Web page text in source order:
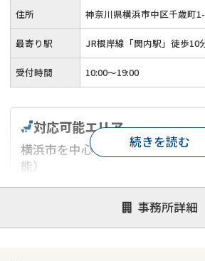
住所 神奈川県横浜市中区千歳町
最寄り駅 JR根岸線「関内駅」徒歩10
受付時間 10:00～19:00
事務所詳細
対応可能エリア
横浜市を中心とした神奈川県エ
能）
オンライン面談可能
決済までが早い
1億円以上の買取可
続きを読む